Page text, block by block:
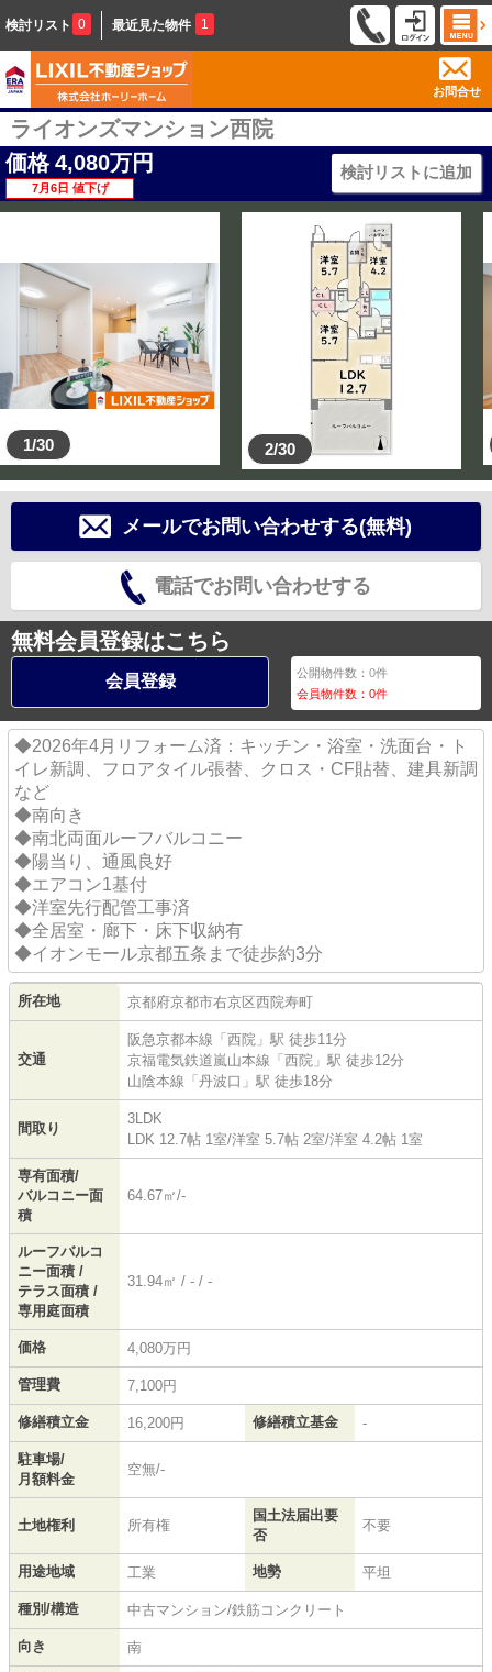
検討リスト 0 最近見た物件 1
お問合せ
ライオンズマンション西院
価格 4,080万円
7月6日 値下げ
検討リストに追加
1/30 2/30
メールでお問い合わせする(無料)
電話でお問い合わせする
無料会員登録はこちら
会員登録 公開物件数：0件
会員物件数：0件
◆2026年4月リフォーム済：キッチン・浴室・洗面台・ト
イレ新調、フロアタイル張替、クロス・CF貼替、建具新調
など
◆南向き
◆南北両面ルーフバルコニー
◆陽当り、通風良好
◆エアコン1基付
◆洋室先行配管工事済
◆全居室・廊下・床下収納有
◆イオンモール京都五条まで徒歩約3分
所在地 京都府京都市右京区西院寿町
交通
阪急京都本線 「 西院 」駅 徒歩11分
京福電気鉄道嵐山本線 「 西院 」駅 徒歩12分
山陰本線 「 丹波口 」駅 徒歩18分
間取り
3LDK
LDK 12.7帖 1室/洋室 5.7帖 2室/洋室 4.2帖 1室
専有面積/
バルコニー面
積
64.67㎡/-
ルーフバルコ
ニー面積 /
テラス面積 /
専用庭面積
31.94㎡ / - / -
価格 4,080万円
管理費 7,100円
修繕積立金 16,200円 修繕積立基金 -
駐車場/
月額料金
空無/-
土地権利 所有権
国土法届出要
否
不要
用途地域 工業 地勢 平坦
種別/構造 中古マンション/鉄筋コンクリート
向き 南